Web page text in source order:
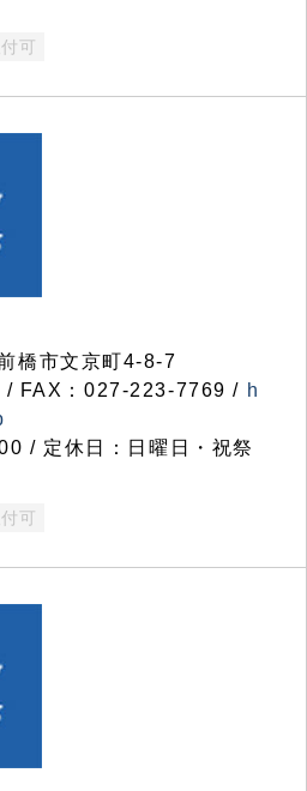
可
橋市文京町4-8-7
FAX：027-223-7769 / h
/ 定休日：日曜日・祝祭
可